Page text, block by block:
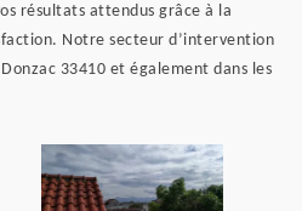
résultats attendus grâce à la
Notre secteur d’intervention
33410 et également dans les